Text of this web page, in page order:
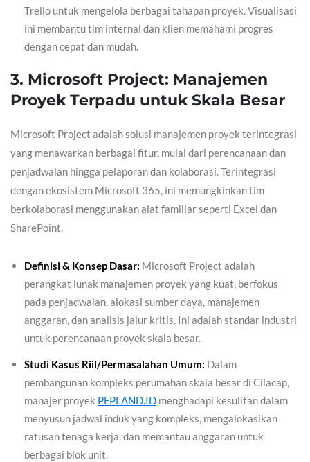
Trello untuk mengelola berbagai tahapan proyek. Visualisasi
ini membantu tim internal dan klien memahami progres
dengan cepat dan mudah.
3. Microsoft Project: Manajemen
Proyek Terpadu untuk Skala Besar
Microsoft Project adalah solusi manajemen proyek terintegrasi
yang menawarkan berbagai fitur, mulai dari perencanaan dan
penjadwalan hingga pelaporan dan kolaborasi. Terintegrasi
dengan ekosistem Microsoft 365, ini memungkinkan tim
berkolaborasi menggunakan alat familiar seperti Excel dan
SharePoint.
Definisi & Konsep Dasar: Microsoft Project adalah
perangkat lunak manajemen proyek yang kuat, berfokus
pada penjadwalan, alokasi sumber daya, manajemen
anggaran, dan analisis jalur kritis. Ini adalah standar industri
untuk perencanaan proyek skala besar.
Studi Kasus Riil/Permasalahan Umum: Dalam
pembangunan kompleks perumahan skala besar di Cilacap,
manajer proyek PFPLAND.ID menghadapi kesulitan dalam
menyusun jadwal induk yang kompleks, mengalokasikan
ratusan tenaga kerja, dan memantau anggaran untuk
berbagai blok unit.